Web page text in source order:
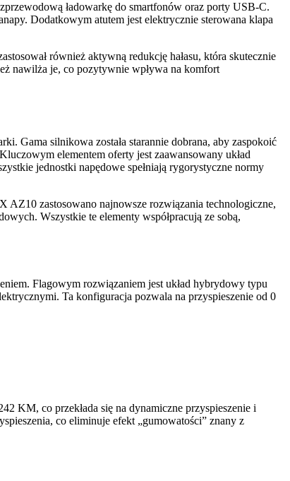
ładowarkę do smartfonów oraz porty USB-C.
Dodatkowym atutem jest elektrycznie sterowana klapa
również aktywną redukcję hałasu, która skutecznie
nawilża je, co pozytywnie wpływa na komfort
Gama silnikowa została starannie dobrana, aby zaspokoić
elementem oferty jest zaawansowany układ
jednostki napędowe spełniają rygorystyczne normy
zastosowano najnowsze rozwiązania technologiczne,
Wszystkie te elementy współpracują ze sobą,
Flagowym rozwiązaniem jest układ hybrydowy typu
Ta konfiguracja pozwala na przyspieszenie od 0
KM, co przekłada się na dynamiczne przyspieszenie i
co eliminuje efekt „gumowatości” znany z